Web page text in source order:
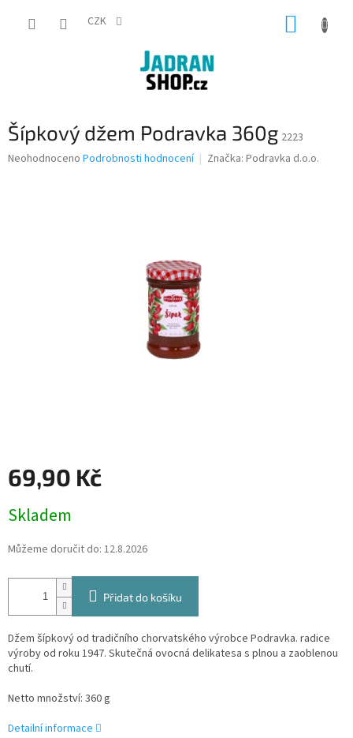
CZK
Šípkový džem Podravka 360g 2223
Průměrné
Neohodnoceno Podrobnosti hodnocení Značka: Podravka d.o.o.
69,90 Kč
cena:
Skladem
Můžeme doručit do: 12.8.2026
Přidat do košíku
Džem šípkový od tradičního chorvatského výrobce Podravka. radice
výroby od roku 1947. Skutečná ovocná delikatesa s plnou a zaoblenou
chutí.
Netto množství: 360 g
Detailní informace